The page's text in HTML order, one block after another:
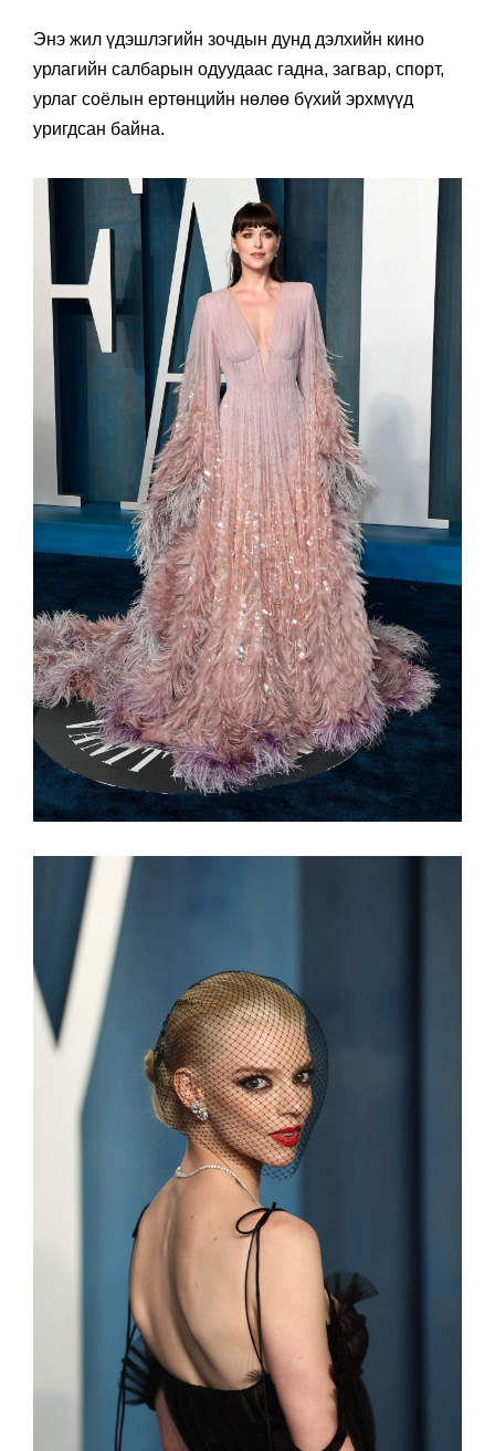
Энэ жил үдэшлэгийн зочдын дунд дэлхийн кино
урлагийн салбарын одуудаас гадна, загвар, спорт,
урлаг соёлын ертөнцийн нөлөө бүхий эрхмүүд
уригдсан байна.